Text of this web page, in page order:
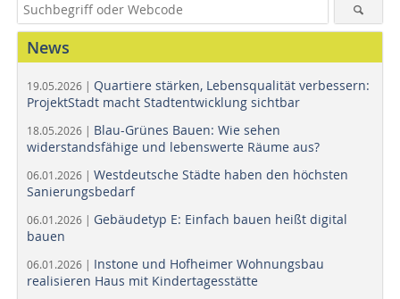
News
19.05.2026 | Quartiere stärken, Lebensqualität verbessern:
ProjektStadt macht Stadtentwicklung sichtbar
18.05.2026 | Blau-Grünes Bauen: Wie sehen
widerstandsfähige und lebenswerte Räume aus?
06.01.2026 | Westdeutsche Städte haben den höchsten
Sanierungsbedarf
06.01.2026 | Gebäudetyp E: Einfach bauen heißt digital
bauen
06.01.2026 | Instone und Hofheimer Wohnungsbau
realisieren Haus mit Kindertagesstätte